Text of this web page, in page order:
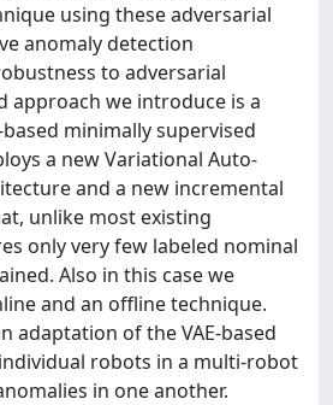
using these adversarial
anomaly detection
to adversarial
approach we introduce is a
minimally supervised
a new Variational Auto-
and a new incremental
unlike most existing
only very few labeled nominal
Also in this case we
and an offline technique.
adaptation of the VAE-based
robots in a multi-robot
in one another.